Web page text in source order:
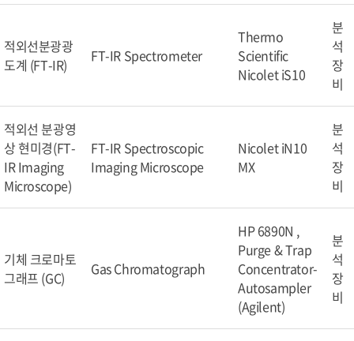
적외선분광광
도계 (FT-IR)
FT-IR Spectrometer
Thermo
Scientific
Nicolet iS10
분
석
장
비
적외선 분광영
상 현미경(FT-
IR Imaging
Microscope)
FT-IR Spectroscopic
Imaging Microscope
Nicolet iN10
MX
분
석
장
비
기체 크로마토
그래프 (GC)
Gas Chromatograph
HP 6890N ,
Purge & Trap
Concentrator-
Autosampler
(Agilent)
분
석
장
비